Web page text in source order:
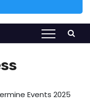
Events 2025